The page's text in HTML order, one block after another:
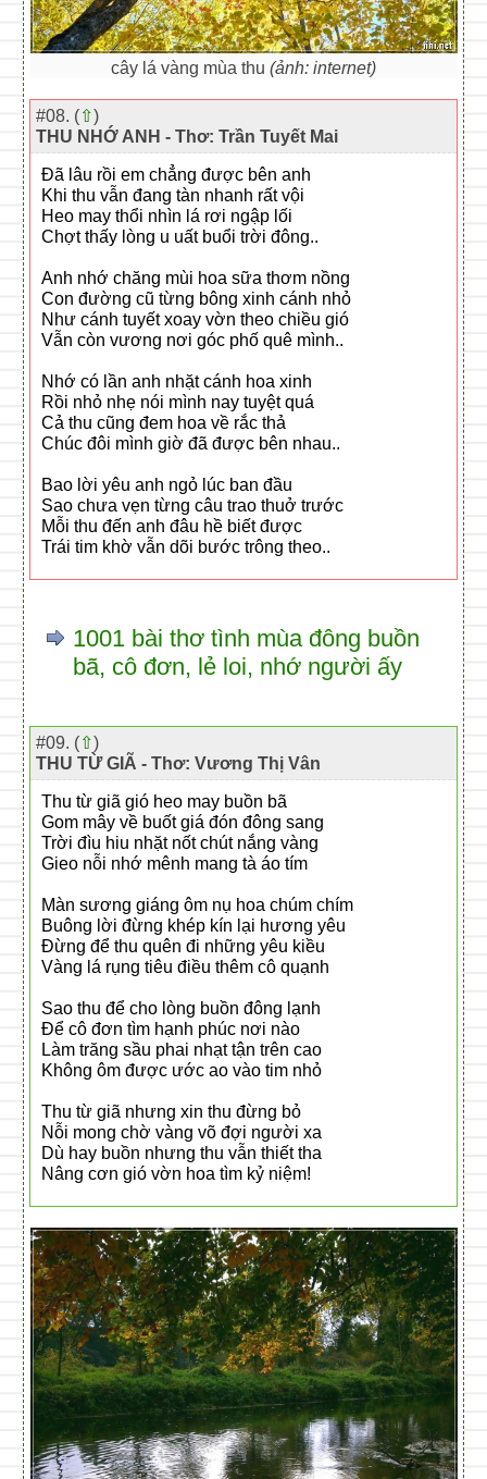
cây lá vàng mùa thu (ảnh: internet)
#08. (⇧)
THU NHỚ ANH - Thơ: Trần Tuyết Mai
Đã lâu rồi em chẳng được bên anh
Khi thu vẫn đang tàn nhanh rất vội
Heo may thổi nhìn lá rơi ngập lối
Chợt thấy lòng u uất buổi trời đông..
Anh nhớ chăng mùi hoa sữa thơm nồng
Con đường cũ từng bông xinh cánh nhỏ
Như cánh tuyết xoay vờn theo chiều gió
Vẫn còn vương nơi góc phố quê mình..
Nhớ có lần anh nhặt cánh hoa xinh
Rồi nhỏ nhẹ nói mình nay tuyệt quá
Cả thu cũng đem hoa về rắc thả
Chúc đôi mình giờ đã được bên nhau..
Bao lời yêu anh ngỏ lúc ban đầu
Sao chưa vẹn từng câu trao thuở trước
Mỗi thu đến anh đâu hề biết được
Trái tim khờ vẫn dõi bước trông theo..
1001 bài thơ tình mùa đông buồn
bã, cô đơn, lẻ loi, nhớ người ấy
#09. (⇧)
THU TỪ GIÃ - Thơ: Vương Thị Vân
Thu từ giã gió heo may buồn bã
Gom mây về buốt giá đón đông sang
Trời đìu hiu nhặt nốt chút nắng vàng
Gieo nỗi nhớ mênh mang tà áo tím
Màn sương giáng ôm nụ hoa chúm chím
Buông lời đừng khép kín lại hương yêu
Đừng để thu quên đi những yêu kiều
Vàng lá rụng tiêu điều thêm cô quạnh
Sao thu để cho lòng buồn đông lạnh
Để cô đơn tìm hạnh phúc nơi nào
Làm trăng sầu phai nhạt tận trên cao
Không ôm được ước ao vào tim nhỏ
Thu từ giã nhưng xin thu đừng bỏ
Nỗi mong chờ vàng võ đợi người xa
Dù hay buồn nhưng thu vẫn thiết tha
Nâng cơn gió vờn hoa tìm kỷ niệm!